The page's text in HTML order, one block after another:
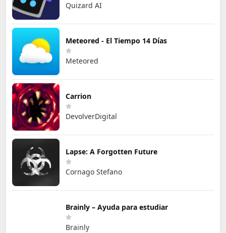
Quizard AI
Meteored - El Tiempo 14 Días
Meteored
Carrion
DevolverDigital
Lapse: A Forgotten Future
Cornago Stefano
Brainly – Ayuda para estudiar
Brainly